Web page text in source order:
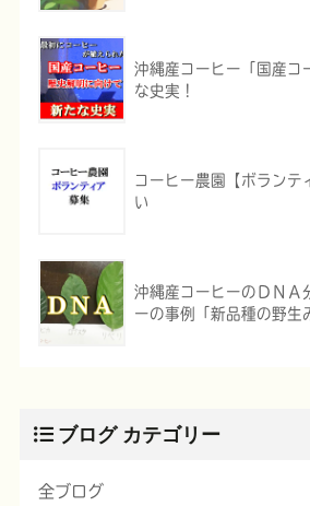
沖縄産コーヒー「国産コ
な史実！
コーヒー農園【ボランテ
い
沖縄産コーヒーのＤＮＡ
ーの事例「新品種の野生
ブログ カテゴリー
全ブログ